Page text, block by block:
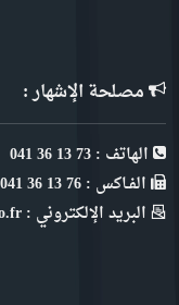
مصلحة الإشهار :
الهاتف : 73 13 36 041
الفـاكس : 76 13 36 041
البريد الإلكتروني : djoumhouriapublicite@yahoo.fr